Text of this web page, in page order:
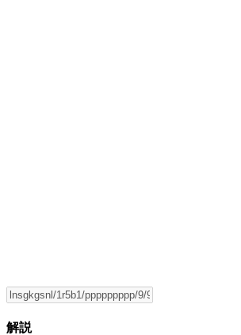
解説